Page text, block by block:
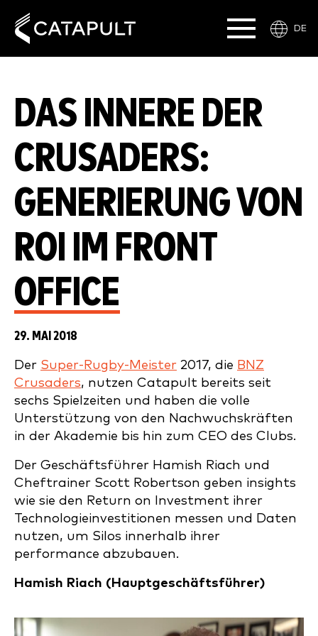
DE
DAS INNERE DER
CRUSADERS:
GENERIERUNG VON
ROI IM FRONT
OFFICE
29. MAI 2018
Der Super-Rugby-Meister 2017, die BNZ
Crusaders, nutzen Catapult bereits seit
sechs Spielzeiten und haben die volle
Unterstützung von den Nachwuchskräften
in der Akademie bis hin zum CEO des Clubs.
Der Geschäftsführer Hamish Riach und
Cheftrainer Scott Robertson geben insights
wie sie den Return on Investment ihrer
Technologieinvestitionen messen und Daten
nutzen, um Silos innerhalb ihrer
performance abzubauen.
Hamish Riach ( Hauptgeschäftsführer)